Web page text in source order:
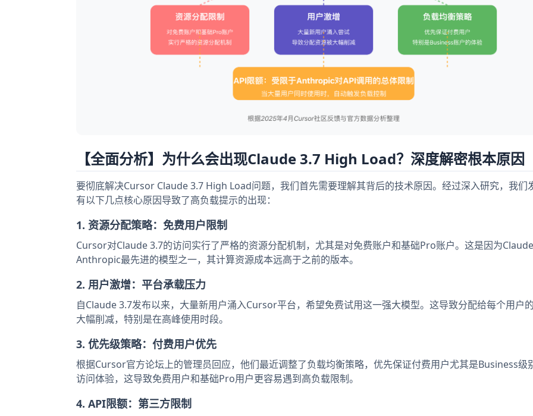
【全面分析】为什么会出现Claude 3.7 High Load？深度解密根本原因
要彻底解决Cursor Claude 3.7 High Load问题，我们首先需要理解其背后的技术原因。经过深入研究，我们
有以下几点核心原因导致了高负载提示的出现：
1. 资源分配策略：免费用户限制
Cursor对Claude 3.7的访问实行了严格的资源分配机制，尤其是对免费账户和基础Pro账户。这是因为
Anthropic最先进的模型之一，其计算资源成本远高于之前的版本。
2. 用户激增：平台承载压力
自Claude 3.7发布以来，大量新用户涌入Cursor平台，希望免费试用这一强大模型。这导致分配给每个用户
大幅削减，特别是在高峰使用时段。
3. 优先级策略：付费用户优先
根据Cursor官方论坛上的管理员回应，他们最近调整了负载均衡策略，优先保证付费用户尤其是Business级
访问体验，这导致免费用户和基础Pro用户更容易遇到高负载限制。
4. API限额：第三方限制